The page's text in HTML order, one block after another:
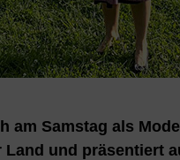
am Samstag als
und präsentiert